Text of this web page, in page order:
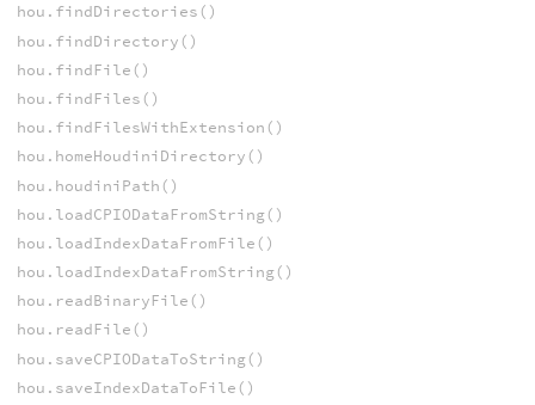
hou.findDirectories()
hou.findDirectory()
hou.findFile()
hou.findFiles()
hou.findFilesWithExtension()
hou.homeHoudiniDirectory()
hou.houdiniPath()
hou.loadCPIODataFromString()
hou.loadIndexDataFromFile()
hou.loadIndexDataFromString()
hou.readBinaryFile()
hou.readFile()
hou.saveCPIODataToString()
hou.saveIndexDataToFile()